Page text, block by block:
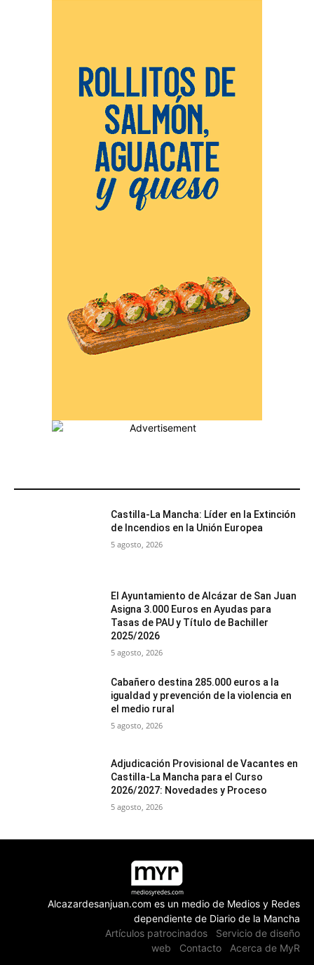
Castilla-La Mancha: Líder en la Extinción
de Incendios en la Unión Europea
5 agosto, 2026
El Ayuntamiento de Alcázar de San Juan
Asigna 3.000 Euros en Ayudas para
Tasas de PAU y Título de Bachiller
2025/2026
5 agosto, 2026
Cabañero destina 285.000 euros a la
igualdad y prevención de la violencia en
el medio rural
5 agosto, 2026
Adjudicación Provisional de Vacantes en
Castilla-La Mancha para el Curso
2026/2027: Novedades y Proceso
5 agosto, 2026
Alcazardesanjuan.com es un medio de Medios y Redes
dependiente de Diario de la Mancha
Artículos patrocinados
Servicio de diseño
web
Contacto Acerca de MyR